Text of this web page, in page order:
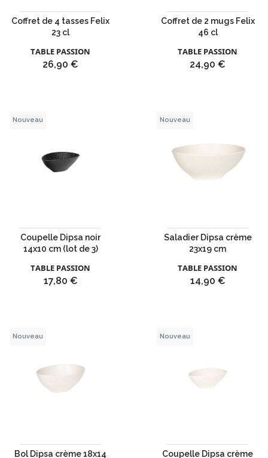
Coffret de 4 tasses Felix
23 cl
TABLE PASSION
Prix
26,90 €
Coffret de 2 mugs Felix
46 cl
TABLE PASSION
Prix
24,90 €
Coupelle Dipsa noir
14x10 cm (lot de 3)
TABLE PASSION
Prix
17,80 €
Nouveau
Saladier Dipsa crème
23x19 cm
TABLE PASSION
Prix
14,90 €
Nouveau
Bol Dipsa crème 18x14
Nouveau
Coupelle Dipsa crème
Nouveau